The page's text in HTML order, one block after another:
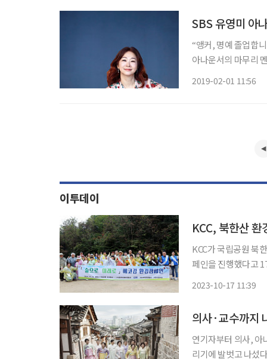
SBS 유영미 아
“앵커, 명예 졸업합
아나운서의 마무리
2019-02-01 11:56
이투데이
KCC, 북한산 환
KCC가 국립공원 북
페인을 진행했다고 17일 밝혔다. KCC에 따르면 14일 진행
2023-10-17 11:39
의사·교수까지
연기자부터 의사, 아
리기에 발벗고 나섰다. 도심 속 전통의 모습을 간직한 ‘북촌 한옥마을’에 이들이 한복